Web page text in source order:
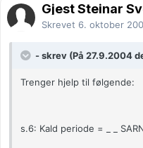
Gjest Steinar
Skrevet 6. oktober
- skrev (På 27.9.2004
Trenger hjelp til følgende:
s.6: Kald periode = _ _